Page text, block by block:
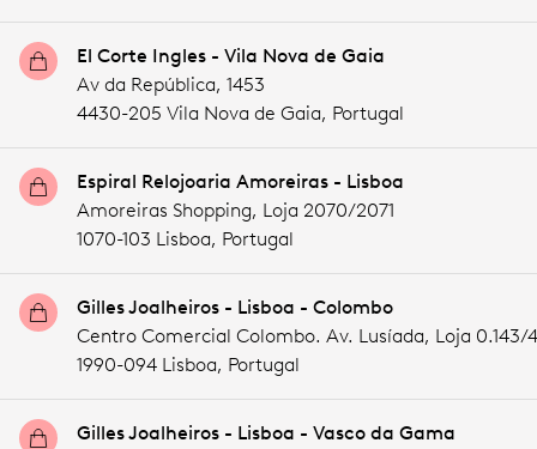
El Corte Ingles - Vila Nova de Gaia
Av da República, 1453
4430-205 Vila Nova de Gaia, Portugal
Espiral Relojoaria Amoreiras - Lisboa
Amoreiras Shopping, Loja 2070/2071
1070-103 Lisboa, Portugal
Gilles Joalheiros - Lisboa - Colombo
Centro Comercial Colombo. Av. Lusíada, Loja 0.143/4
1990-094 Lisboa, Portugal
Gilles Joalheiros - Lisboa - Vasco da Gama